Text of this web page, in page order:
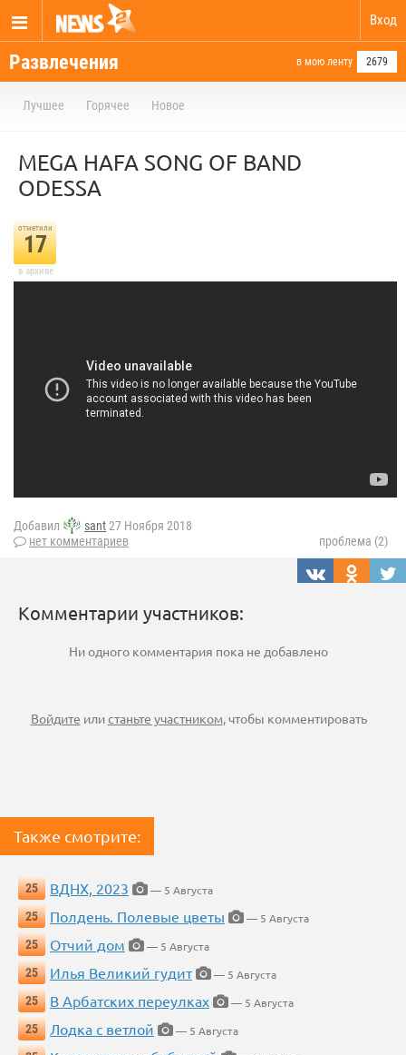
Вход
Развлечения в мою ленту 2679
Лучшее Горячее Новое
MEGA HAFA SONG OF BAND
ODESSA
отметили
17
в архиве
Добавил sant27 Ноября 2018
нет комментариев
проблема (2)
Комментарии участников:
Ни одного комментария пока не добавлено
Войдите илистаньте участником, чтобы комментировать
Также смотрите:
25 ВДНХ, 2023
— 5 Августа
25
Полдень. Полевые цветы
— 5 Августа
25
Отчий дом
— 5 Августа
25
Илья Великий гудит
— 5 Августа
25
В Арбатских переулках
— 5 Августа
25
Лодка с ветлой
— 5 Августа